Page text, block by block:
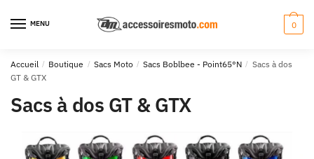
navigation
au
MENU 0
Accueil / Boutique / Sacs Moto / Sacs Boblbee - Point65°N / Sacs à dos
GT & GTX
Sacs à dos GT & GTX